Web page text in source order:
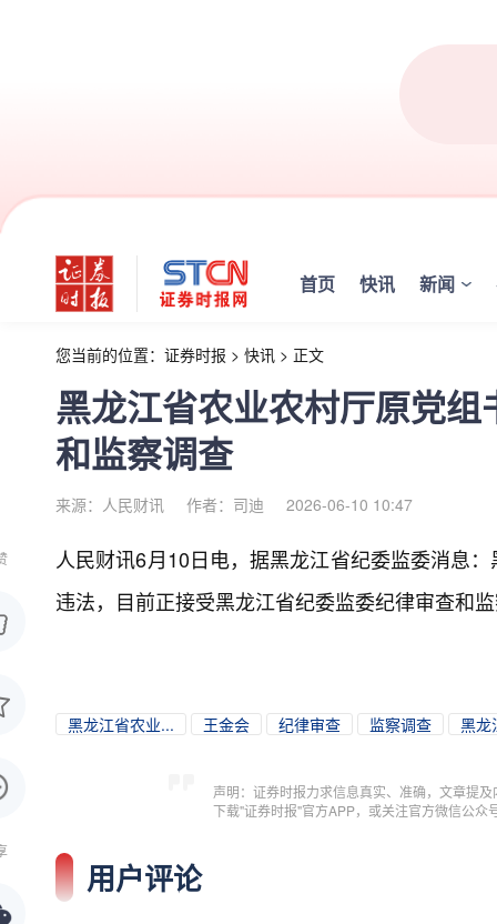
首页 快讯 新闻
您当前的位置： 证券时报 > 快讯 > 正文
黑龙江省农业农村厅原党
和监察调查
来源：人民财讯 作者：司迪 2026-06-10 10:47
人民财讯6月10日电，据黑龙江省纪委监委消息
违法，目前正接受黑龙江省纪委监委纪律审查和
黑龙江省农业... 王金会 纪律审查 监察调查 黑龙
声明：证券时报力求信息真实、准确，文章提
下载"证券时报"官方APP，或关注官方微信公
用户评论